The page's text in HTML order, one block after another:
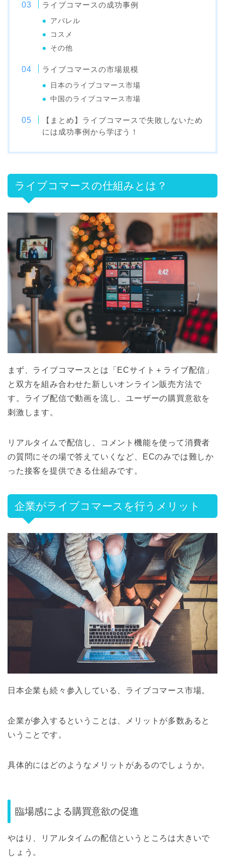
ライブコマースの成功事例
アパレル
コスメ
その他
ライブコマースの市場規模
日本のライブコマース市場
中国のライブコマース市場
【まとめ】ライブコマースで失敗しないため
には成功事例から学ぼう！
ライブコマースの仕組みとは？
まず、ライブコマースとは「ECサイト＋ライブ配信」
と双方を組み合わせた新しいオンライン販売方法で
す。ライブ配信で動画を流し、ユーザーの購買意欲を
刺激します。
リアルタイムで配信し、コメント機能を使って消費者
の質問にその場で答えていくなど、ECのみでは難しか
った接客を提供できる仕組みです。
企業がライブコマースを行うメリット
日本企業も続々参入している、ライブコマース市場。
企業が参入するということは、メリットが多数あると
いうことです。
具体的にはどのようなメリットがあるのでしょうか。
臨場感による購買意欲の促進
やはり、リアルタイムの配信というところは大きいで
しょう。